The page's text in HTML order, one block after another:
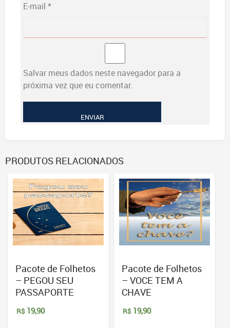
E-mail *
Salvar meus dados neste navegador para a
próxima vez que eu comentar.
PRODUTOS RELACIONADOS
Pacote de Folhetos
– PEGOU SEU
PASSAPORTE
R$ 19,90
Pacote de Folhetos
– VOCE TEM A
CHAVE
R$ 19,90